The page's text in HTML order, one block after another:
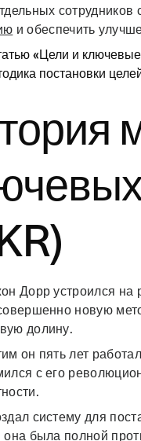
и обеспечить
«Цели и
постановки
Дорр устроился на
новую
долину.
он пять лет
с его
систему для
она была полной